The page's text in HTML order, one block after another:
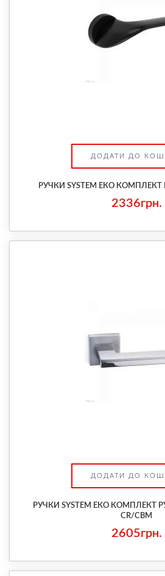
ДОДАТИ ДО
РУЧКИ SYSTEM ЕКО КОМПЛЕКТ
2336грн.
ДОДАТИ ДО
РУЧКИ SYSTEM ЕКО КОМПЛЕКТ
CR/CBM
2605грн.